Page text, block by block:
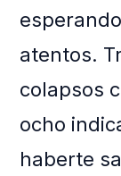
atentos.
colapsos
ocho
haberte